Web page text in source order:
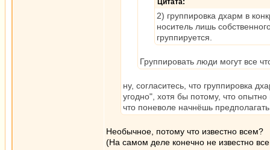
Цитата:
2) группировка дхарм в
носитель лишь
группируется.
Группировать люди могут все
ну, согласитесь, что группировка
угодно", хотя бы потому, что
что поневоле начнёшь
Необычное, потому что известно всем?
(На самом деле конечно не известно